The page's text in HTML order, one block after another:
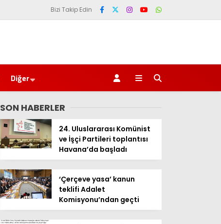
Bizi Takip Edin
Diğer
SON HABERLER
24. Uluslararası Komünist
ve İşçi Partileri toplantısı
Havana’da başladı
‘Çerçeve yasa’ kanun
teklifi Adalet
Komisyonu’ndan geçti